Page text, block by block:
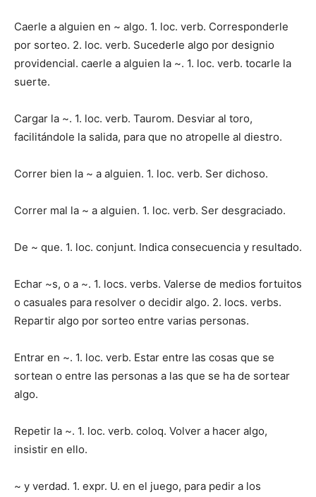
Caerle a alguien en ~ algo. 1. loc. verb. Corresponderle
por sorteo. 2. loc. verb. Sucederle algo por designio
providencial. caerle a alguien la ~. 1. loc. verb. tocarle la
suerte.
Cargar la ~. 1. loc. verb. Taurom. Des­viar al toro,
facilitándole la salida, para que no atropelle al diestro.
Correr bien la ~ a alguien. 1. loc. verb. Ser dichoso.
Correr mal la ~ a alguien. 1. loc. verb. Ser desgraciado.
De ~ que. 1. loc. conjunt. Indica consecuencia y resultado.
Echar ~s, o a ~. 1. locs. verbs. Valerse de medios fortuitos
o casuales para resol­ver o decidir algo. 2. locs. verbs.
Repartir algo por sorteo entre varias personas.
Entrar en ~. 1. loc. verb. Estar entre las cosas que se
sortean o entre las personas a las que se ha de sortear
algo.
Repetir la ~. 1. loc. verb. coloq. Volver a hacer algo,
insistir en ello.
~ y verdad. 1. expr. U. en el juego, para pedir a los